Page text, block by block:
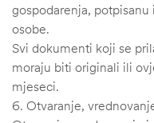
gospodarenja,
osobe.
Svi dokumenti koji se
moraju biti originali ili
mjeseci.
6. Otvaranje,